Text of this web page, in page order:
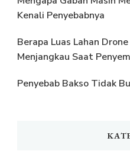
Kenali Penyebabnya
Berapa Luas Lahan
Menjangkau Saat
Penyebab Bakso Tidak